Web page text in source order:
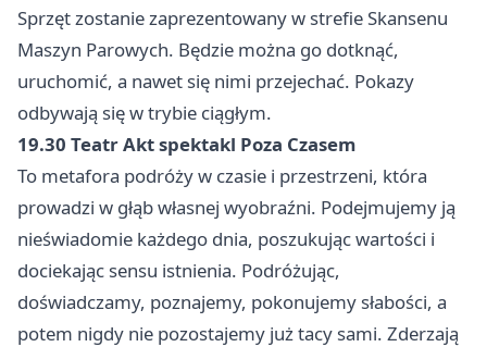
Sprzęt zostanie zaprezentowany w strefie Skansenu
Maszyn Parowych. Będzie można go dotknąć,
uruchomić, a nawet się nimi przejechać. Pokazy
odbywają się w trybie ciągłym.
19.30 Teatr Akt spektakl Poza Czasem
To metafora podróży w czasie i przestrzeni, która
prowadzi w głąb własnej wyobraźni. Podejmujemy ją
nieświadomie każdego dnia, poszukując wartości i
dociekając sensu istnienia. Podróżując,
doświadczamy, poznajemy, pokonujemy słabości, a
potem nigdy nie pozostajemy już tacy sami. Zderzają